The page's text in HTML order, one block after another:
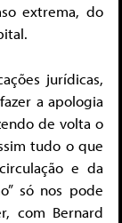
extrema, do
jurídicas,
a apologia
de volta o
tudo o que
e da
só nos pode
com Bernard